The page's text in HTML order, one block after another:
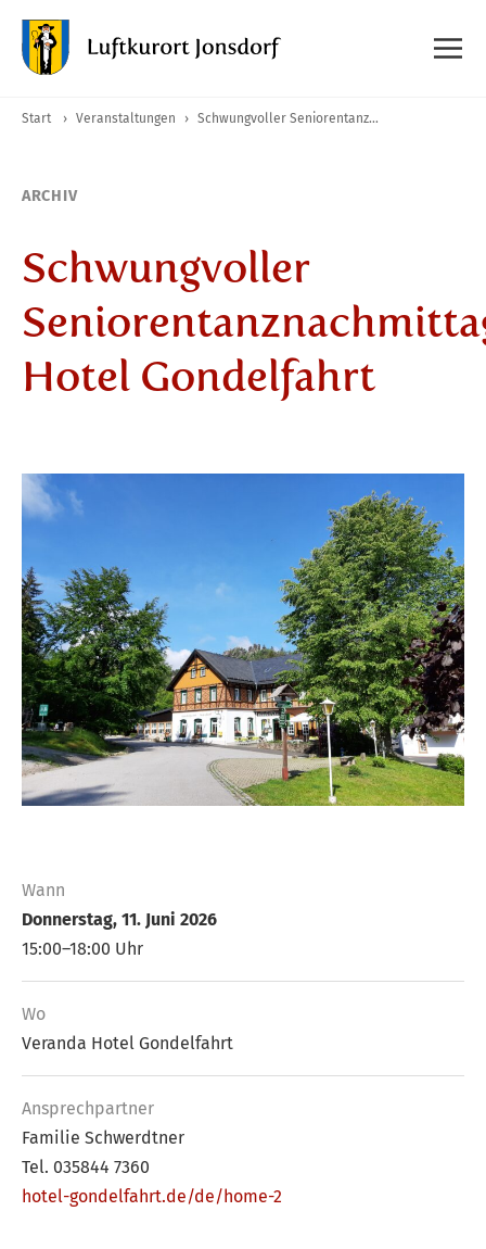
Start › Veranstaltungen › Schwungvoller Seniorentanznachmittag Hotel Gondelfahrt
ARCHIV
Schwungvoller
Hotel Gondelfahrt
Wann
Donnerstag, 11. Juni 2026
15:00–18:00 Uhr
Wo
Veranda Hotel Gondelfahrt
Ansprech­partner
Familie Schwerdtner
Tel. 035844 7360
hotel-gondelfahrt.de/de/home-2